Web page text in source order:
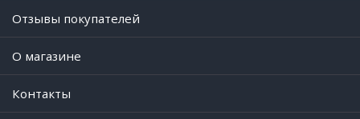
Отзывы покупателей
O магазине
Контакты